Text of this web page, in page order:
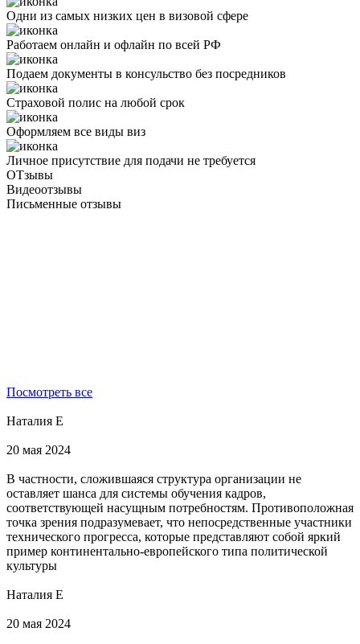
Одни из самых низких цен в визовой сфере
Работаем онлайн и офлайн по всей РФ
Подаем документы в консульство без посредников
Страховой полис на любой срок
Оформляем все виды виз
Личное присутствие для подачи не требуется
ОТзывы
Видеоотзывы
Письменные отзывы
Посмотреть все
Наталия Е
20 мая 2024
В частности, сложившаяся структура организации не
оставляет шанса для системы обучения кадров,
соответствующей насущным потребностям. Противоположная
точка зрения подразумевает, что непосредственные участники
технического прогресса, которые представляют собой яркий
пример континентально-европейского типа политической
культуры
Наталия Е
20 мая 2024